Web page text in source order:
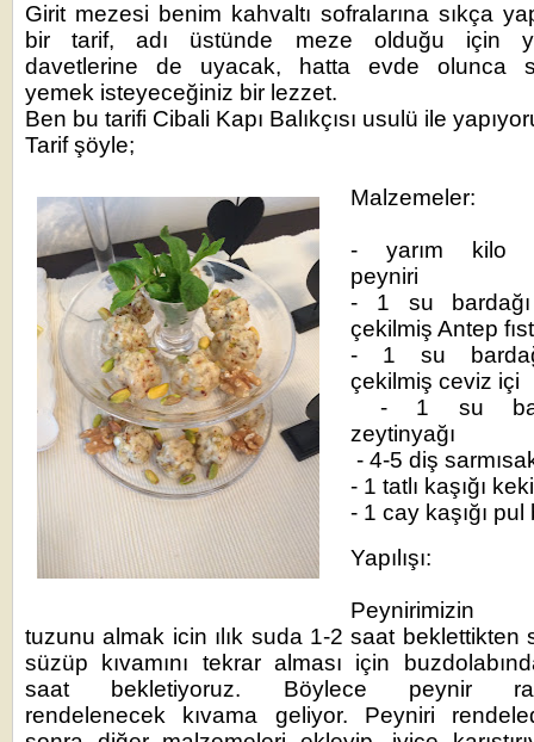
Girit mezesi benim kahvaltı sofralarına sıkça
bir tarif, adı üstünde meze olduğu için
davetlerine de uyacak, hatta evde olunca
yemek isteyeceğiniz bir lezzet.
Ben bu tarifi Cibali Kapı Balıkçısı usulü ile
Tarif şöyle;
Malzemeler:
- yarım kilo
peyniri
- 1 su
çekilmiş Antep
- 1 su
çekilmiş ceviz içi
- 1 su
zeytinyağı
- 4-5 diş
- 1 tatlı kaşığı
- 1 cay kaşığı pul
Yapılışı:
Peynirimizin
tuzunu almak icin ılık suda 1-2 saat beklettikten
süzüp kıvamını tekrar alması için
saat bekletiyoruz. Böylece peynir
rendelenecek kıvama geliyor. Peyniri